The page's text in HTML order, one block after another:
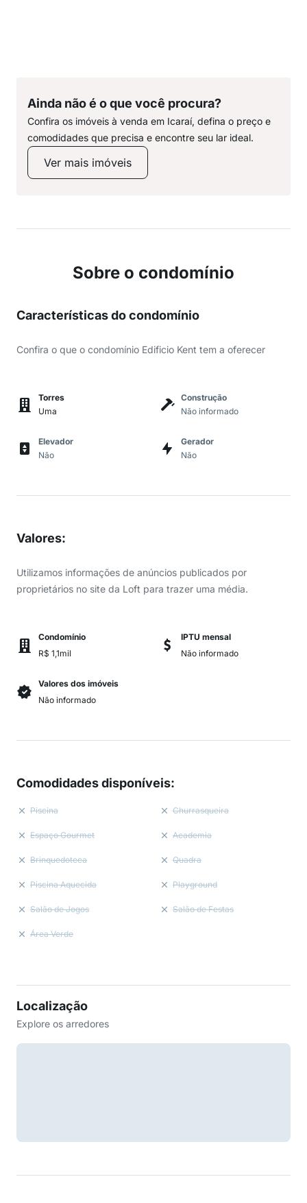
Ainda não é o que você procura?
Confira os imóveis à venda em Icaraí, defina o preço e
comodidades que precisa e encontre seu lar ideal.
Ver mais imóveis
Sobre o condomínio
Características do condomínio
Confira o que o condomínio Edificio Kent tem a oferecer
Torres
Uma
Construção
Não informado
Elevador
Não
Gerador
Não
Valores:
Utilizamos informações de anúncios publicados por
proprietários no site da Loft para trazer uma média.
Condomínio
R$ 1,1mil
IPTU mensal
Não informado
Valores dos imóveis
Não informado
Comodidades disponíveis:
Piscina Churrasqueira
Espaço Gourmet Academia
Brinquedoteca Quadra
Piscina Aquecida Playground
Salão de Jogos Salão de Festas
Área Verde
Localização
Explore os arredores